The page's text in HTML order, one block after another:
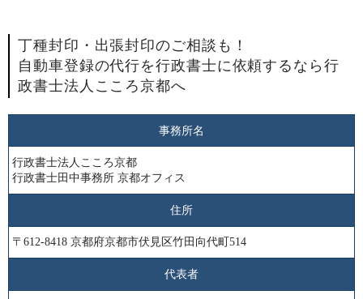
丁種封印・出張封印のご相談も！
自動車登録の代行を行政書士に依頼するなら行
政書士法人こころ京都へ
事務所名
行政書士法人こころ京都
行政書士田中事務所 京都オフィス
住所
〒612-8418 京都府京都市伏見区竹田向代町514
代表者